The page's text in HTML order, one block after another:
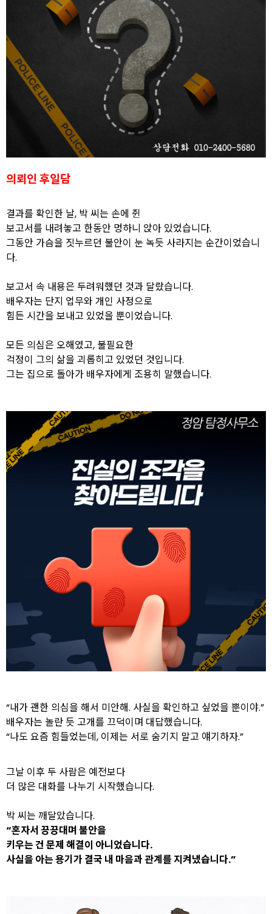
의뢰인 후일담
결과를 확인한 날, 박 씨는 손에 쥔
보고서를 내려놓고 한동안 멍하니 앉아 있었습니다.
그동안 가슴을 짓누르던 불안이 눈 녹듯 사라지는 순간이었습니
다.
보고서 속 내용은 두려워했던 것과 달랐습니다.
배우자는 단지 업무와 개인 사정으로
힘든 시간을 보내고 있었을 뿐이었습니다.
모든 의심은 오해였고, 불필요한
걱정이 그의 삶을 괴롭히고 있었던 것입니다.
그는 집으로 돌아가 배우자에게 조용히 말했습니다.
“내가 괜한 의심을 해서 미안해. 사실을 확인하고 싶었을 뿐이야.”
배우자는 놀란 듯 고개를 끄덕이며 대답했습니다.
“나도 요즘 힘들었는데, 이제는 서로 숨기지 말고 얘기하자.”
그날 이후 두 사람은 예전보다
더 많은 대화를 나누기 시작했습니다.
박 씨는 깨달았습니다.
“혼자서 끙끙대며 불안을
키우는 건 문제 해결이 아니었습니다.
사실을 아는 용기가 결국 내 마음과 관계를 지켜냈습니다.”